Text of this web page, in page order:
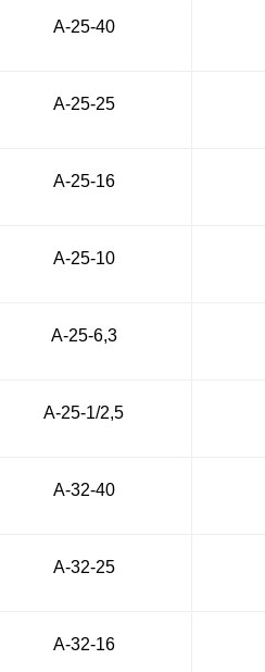
А-25-40
А-25-25
А-25-16
А-25-10
А-25-6,3
А-25-1/2,5
А-32-40
А-32-25
А-32-16